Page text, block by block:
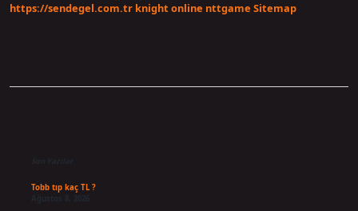
https://sendegel.com.tr knight online nttgame Sitemap
Son Yazılar
Tobb tıp kaç TL ?
Ağustos 8, 2026